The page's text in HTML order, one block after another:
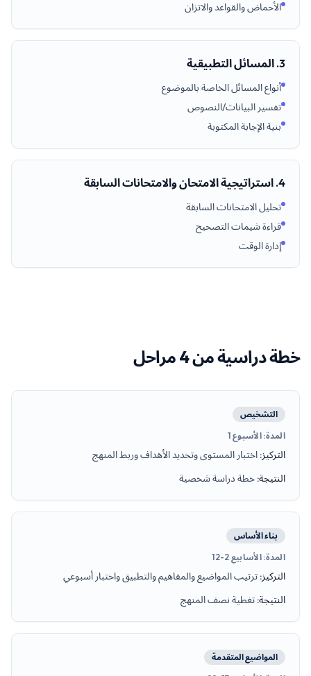
الأحماض والقواعد والاتزان
3. المسائل التطبيقية
أنواع المسائل الخاصة بالموضوع
تفسير البيانات/النصوص
بنية الإجابة المكتوبة
4. استراتيجية الامتحان والامتحانات السابقة
تحليل الامتحانات السابقة
قراءة شيمات التصحيح
إدارة الوقت
خطة دراسية من 4 مراحل
التشخيص
المدة:الأسبوع 1
التركيز: اختبار المستوى وتحديد الأهداف وربط المنهج
النتيجة: خطة دراسة شخصية
بناء الأساس
المدة:الأسابيع 2-12
التركيز: ترتيب المواضيع والمفاهيم والتطبيق واختبار أسبوعي
النتيجة: تغطية نصف المنهج
المواضيع المتقدمة